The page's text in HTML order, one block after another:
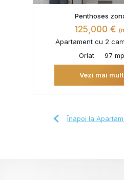
Penthoses
125,000 €
Apartament cu 2
Orlat
97 mp
Vezi mai
Înapoi la